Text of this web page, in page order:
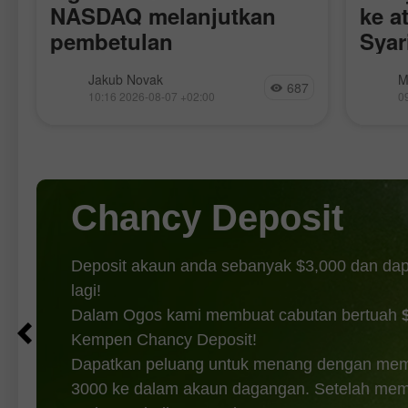
NASDAQ melanjutkan
pembetulan
Semalam, pasaran saham ditutup lebih
rendah. Indeks S&P 500 susut 1.01%,
Jakub Novak
10:16 2026-08-07 +02:00 687
ke
Chancy Deposit
Deposit akaun anda sebanyak $3,000 dan
lagi!
Dalam Ogos kami membuat cabutan bertuah
Kempen Chancy Deposit!
Dapatkan peluang untuk menang dengan
3000 ke dalam akaun dagangan. Setelah
DAPATKAN BONUS